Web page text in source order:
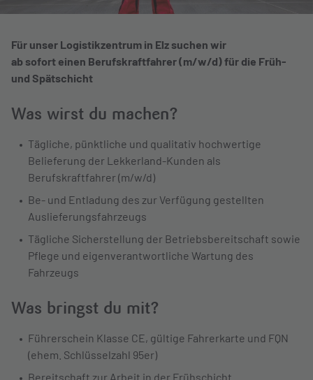
Für unser Logistikzentrum in Elz suchen wir
ab sofort einen Berufskraftfahrer (m/w/d)für die Früh-
und Spätschicht
Was wirst du machen?
Tägliche, pünktliche und qualitativ hochwertige
Belieferung der Lekkerland-Kunden als
Berufskraftfahrer (m/w/d)
Be- und Entladung des zur Verfügung gestellten
Auslieferungsfahrzeugs
Tägliche Sicherstellung der Betriebsbereitschaft sowie
Pflege und eigenverantwortliche Wartung des
Fahrzeugs
Was bringst du mit?
Führerschein Klasse CE, gültige Fahrerkarte und FQN
(ehem. Schlüsselzahl 95er)
Bereitschaft zur Arbeit in der Frühschicht